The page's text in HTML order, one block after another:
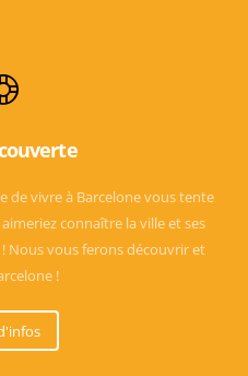
de vivre à Barcelone vous tente
connaître la ville et ses
Nous vous ferons découvrir et
!